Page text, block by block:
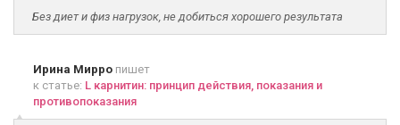
Без диет и физ нагрузок, не добиться хорошего результата
Ирина Мирро пишет
к статье: L карнитин: принцип действия, показания и
противопоказания